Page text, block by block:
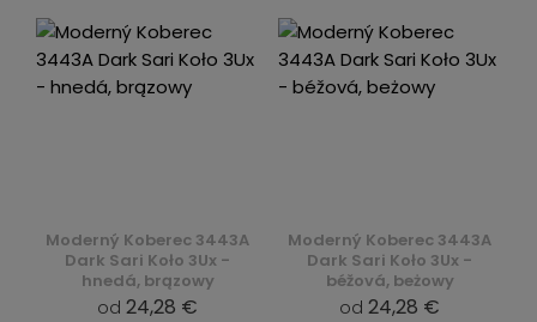
Moderný Koberec 3443A
Dark Sari Koło 3Ux -
hnedá, brązowy
od 24,28 €
Moderný Koberec 3443A
Dark Sari Koło 3Ux -
béžová, beżowy
od 24,28 €